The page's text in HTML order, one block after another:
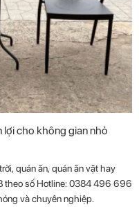
lợi cho không gian nhỏ
quán ăn, quán ăn vặt hay
theo số Hotline: 0384 496 696
và chuyên nghiệp.